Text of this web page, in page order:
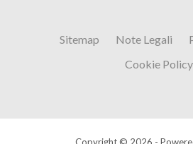
Sitemap Note Legali
Cookie Policy